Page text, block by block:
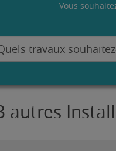
Vous
autres